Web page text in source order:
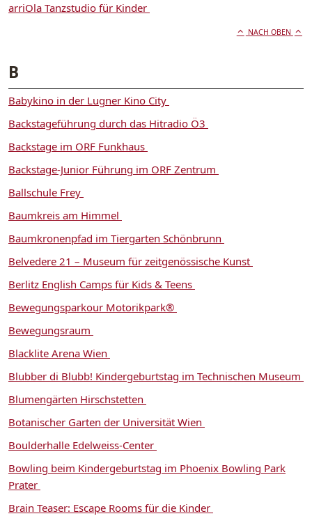
arriOla Tanzstudio für Kinder
NACH OBEN
B
Babykino in der Lugner Kino City
Backstageführung durch das Hitradio Ö3
Backstage im ORF Funkhaus
Backstage-Junior Führung im ORF Zentrum
Ballschule Frey
Baumkreis am Himmel
Baumkronenpfad im Tiergarten Schönbrunn
Belvedere 21 – Museum für zeitgenössische Kunst
Berlitz English Camps für Kids & Teens
Bewegungsparkour Motorikpark®
Bewegungsraum
Blacklite Arena Wien
Blubber di Blubb! Kindergeburtstag im Technischen Museum
Blumengärten Hirschstetten
Botanischer Garten der Universität Wien
Boulderhalle Edelweiss-Center
Bowling beim Kindergeburtstag im Phoenix Bowling Park
Prater
Brain Teaser: Escape Rooms für die Kinder